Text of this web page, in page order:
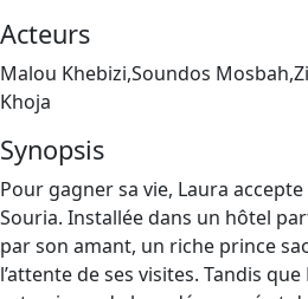
Acteurs
Malou Khebizi,Soundos
Khoja
Synopsis
Pour gagner sa vie, Laura
Souria. Installée dans un hôtel
par son amant, un riche prince
l’attente de ses visites. Tandis